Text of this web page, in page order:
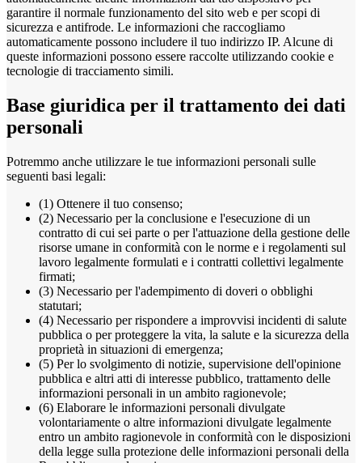
garantire il normale funzionamento del sito web e per scopi di
sicurezza e antifrode. Le informazioni che raccogliamo
automaticamente possono includere il tuo indirizzo IP. Alcune di
queste informazioni possono essere raccolte utilizzando cookie e
tecnologie di tracciamento simili.
Base giuridica per il trattamento dei dati
personali
Potremmo anche utilizzare le tue informazioni personali sulle
seguenti basi legali:
(1) Ottenere il tuo consenso;
(2) Necessario per la conclusione e l'esecuzione di un
contratto di cui sei parte o per l'attuazione della gestione delle
risorse umane in conformità con le norme e i regolamenti sul
lavoro legalmente formulati e i contratti collettivi legalmente
firmati;
(3) Necessario per l'adempimento di doveri o obblighi
statutari;
(4) Necessario per rispondere a improvvisi incidenti di salute
pubblica o per proteggere la vita, la salute e la sicurezza della
proprietà in situazioni di emergenza;
(5) Per lo svolgimento di notizie, supervisione dell'opinione
pubblica e altri atti di interesse pubblico, trattamento delle
informazioni personali in un ambito ragionevole;
(6) Elaborare le informazioni personali divulgate
volontariamente o altre informazioni divulgate legalmente
entro un ambito ragionevole in conformità con le disposizioni
della legge sulla protezione delle informazioni personali della